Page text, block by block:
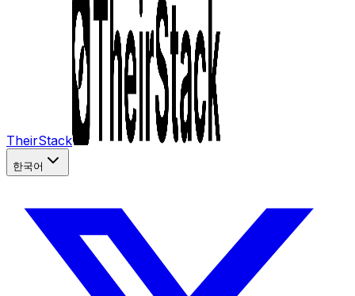
TheirStack
한국어